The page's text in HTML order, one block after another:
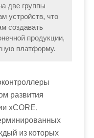
две группы
устройств, что
создавать
продукции,
платформу.
развития
xCORE,
из которых